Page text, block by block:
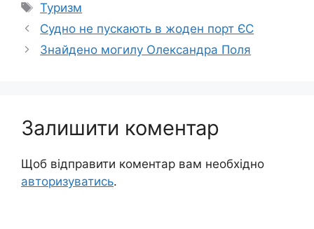
Позначки
Туризм
Судно не пускають в жоден порт ЄС
Знайдено могилу Олександра Поля
Залишити коментар
Щоб відправити коментар вам необхідно
авторизуватись.